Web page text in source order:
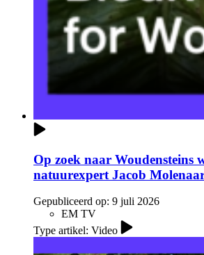
Op zoek naar Woudensteins
natuurexpert Jacob
Gepubliceerd op: 9 juli 2026
EM TV
Type artikel: Video